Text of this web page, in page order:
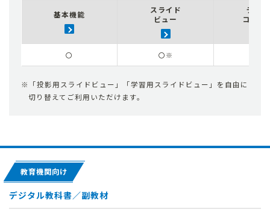
基本機能
スライド
ビュー
デジ
コンテ
〇 〇※
「投影用スライドビュー」「学習用スライドビュー」を自由に
切り替えてご利用いただけます。
教育機関向け
デジタル教科書／副教材